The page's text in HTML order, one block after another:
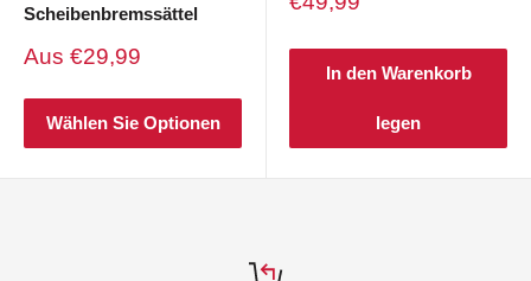
Scheibenbremssättel
Verkaufspreis
Aus €29,99
Wählen Sie Optionen
In den Warenkorb
legen